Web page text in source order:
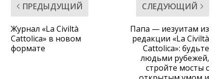
ПРЕДЫДУЩИЙ
Журнал «La Civiltà
Cattolica» в новом
формате
СЛЕДУЮЩИЙ
Папа — иезуитам из
редакции «La Civiltà
Cattolica»: будьте
людьми рубежей,
стройте мосты с